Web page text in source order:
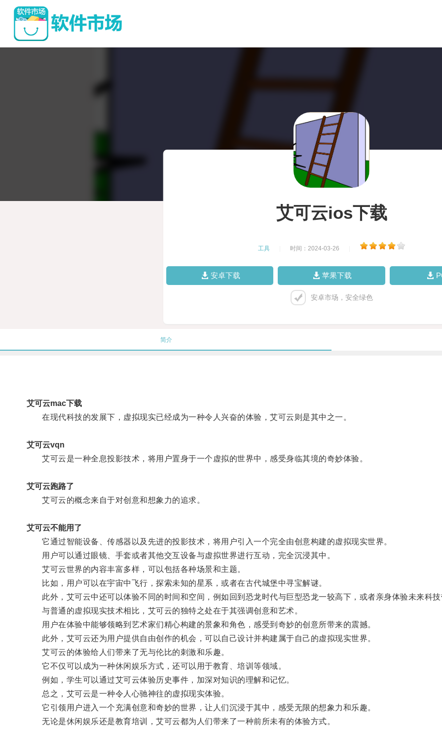
艾可云ios下载
工具 时间：2024-03-26
安卓下载 苹果下载
安卓市场，安全绿色
简介
艾可云mac下载
在现代科技的发展下，虚拟现实已经成为一种令人兴奋的体验，艾可云则是其中之一。
艾可云vqn
艾可云是一种全息投影技术，将用户置身于一个虚拟的世界中，感受身临其境的奇妙体验。
艾可云跑路了
艾可云的概念来自于对创意和想象力的追求。
艾可云不能用了
它通过智能设备、传感器以及先进的投影技术，将用户引入一个完全由创意构建的虚拟现实世界。
用户可以通过眼镜、手套或者其他交互设备与虚拟世界进行互动，完全沉浸其中。
艾可云世界的内容丰富多样，可以包括各种场景和主题。
比如，用户可以在宇宙中飞行，探索未知的星系，或者在古代城堡中寻宝解谜。
此外，艾可云中还可以体验不同的时间和空间，例如回到恐龙时代与巨型恐龙一较高下，或者亲身体验未来科技
与普通的虚拟现实技术相比，艾可云的独特之处在于其强调创意和艺术。
用户在体验中能够领略到艺术家们精心构建的景象和角色，感受到奇妙的创意所带来的震撼。
此外，艾可云还为用户提供自由创作的机会，可以自己设计并构建属于自己的虚拟现实世界。
艾可云的体验给人们带来了无与伦比的刺激和乐趣。
它不仅可以成为一种休闲娱乐方式，还可以用于教育、培训等领域。
例如，学生可以通过艾可云体验历史事件，加深对知识的理解和记忆。
总之，艾可云是一种令人心驰神往的虚拟现实体验。
它引领用户进入一个充满创意和奇妙的世界，让人们沉浸于其中，感受无限的想象力和乐趣。
无论是休闲娱乐还是教育培训，艾可云都为人们带来了一种前所未有的体验方式。